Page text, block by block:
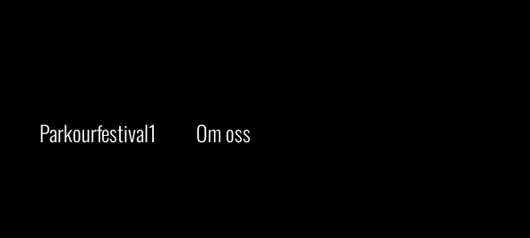
Parkourfestival1 Om oss